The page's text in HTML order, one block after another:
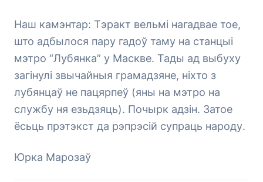
Наш камэнтар: Тэракт вельмі нагадвае тое,
што адбылося пару гадоў таму на станцыі
мэтро “Лубянка” у Маскве. Тады ад выбуху
загінулі звычайныя грамадзяне, ніхто з
лубянцаў не пацярпеў (яны на мэтро на
службу ня езьдзяць). Почырк адзін. Затое
ёсьць прэтэкст да рэпрэсій супраць народу.
Юрка Марозаў